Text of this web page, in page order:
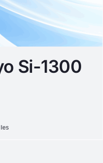
Si-1300